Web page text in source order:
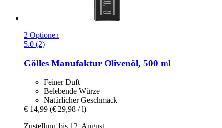
2 Optionen
5.0 (2)
Gölles Manufaktur Olivenöl, 500 ml
Feiner Duft
Belebende Würze
Natürlicher Geschmack
€ 14,99 (€ 29,98 / l)
Zustellung bis 12. August